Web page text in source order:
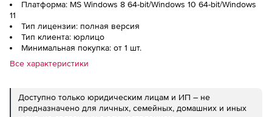
Платформа: MS Windows 8 64-bit/Windows 10 64-bit/Windows
11
Тип лицензии: полная версия
Тип клиента: юрлицо
Минимальная покупка: от 1 шт.
Все характеристики
Доступно только юридическим лицам и ИП – не
предназначено для личных, семейных, домашних и иных